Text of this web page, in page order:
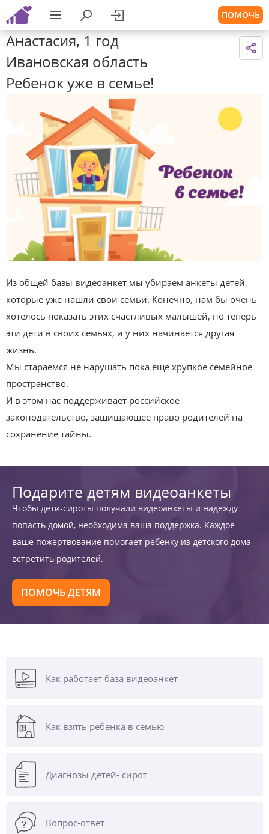
ПОМОЧЬ
Анастасия, 1 год
Ивановская область
Ребенок уже в семье!
Из общей базы видеоанкет мы убираем анкеты детей,
которые уже нашли свои семьи. Конечно, нам бы очень
хотелось показать этих счастливых малышей, но теперь
эти дети в своих семьях, и у них начинается другая
жизнь.
Мы стараемся не нарушать пока еще хрупкое семейное
пространство.
И в этом нас поддерживает российское
законодательство, защищающее право родителей на
сохранение тайны.
Подарите детям видеоанкеты
Чтобы дети-сироты получали видеоанкеты и надежду
попасть домой, необходима ваша поддержка. Каждое
ваше пожертвование помогает ребенку из детского дома
встретить родителей.
ПОМОЧЬ ДЕТЯМ
Как работает база видеоанкет
Как взять ребенка в семью
Диагнозы детей- сирот
Вопрос-ответ